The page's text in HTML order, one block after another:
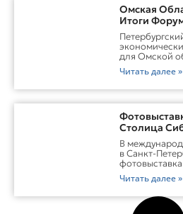
Омская
Итоги
для Омской
Читать далее »
Столица
Пулково
В
в Санкт-
Читать далее »